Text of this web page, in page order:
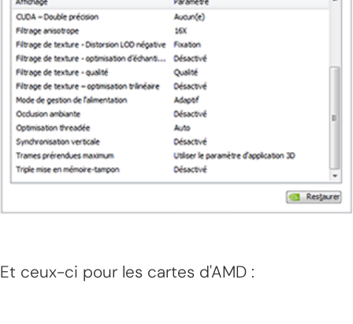
Et ceux-ci pour les cartes d'AMD :